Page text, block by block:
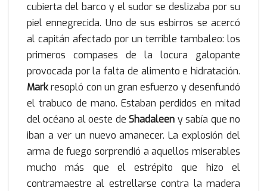
cubierta del barco y el sudor se deslizaba por su
piel ennegrecida. Uno de sus esbirros se acercó
al capitán afectado por un terrible tambaleo: los
primeros compases de la locura galopante
provocada por la falta de alimento e hidratación.
Markresopló con un gran esfuerzo y desenfundó
el trabuco de mano. Estaban perdidos en mitad
del océano al oeste deShadaleen y sabía que no
iban a ver un nuevo amanecer. La explosión del
arma de fuego sorprendió a aquellos miserables
mucho más que el estrépito que hizo el
contramaestre al estrellarse contra la madera